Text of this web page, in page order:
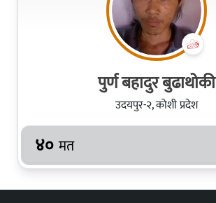
पुर्ण बहादुर बुढाथोकी
उदयपुर-२, कोशी प्रदेश
४० मत